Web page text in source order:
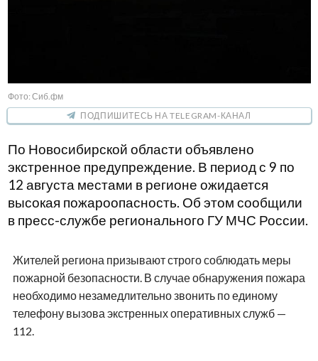
Фото: Сиб.фм
ПОДПИШИТЕСЬ НА TELEGRAM-КАНАЛ
По Новосибирской области объявлено
экстренное предупреждение. В период с 9 по
12 августа местами в регионе ожидается
высокая пожароопасность. Об этом сообщили
в пресс-службе регионального ГУ МЧС России.
Жителей региона призывают строго соблюдать меры
пожарной безопасности. В случае обнаружения пожара
необходимо незамедлительно звонить по единому
телефону вызова экстренных оперативных служб —
112.